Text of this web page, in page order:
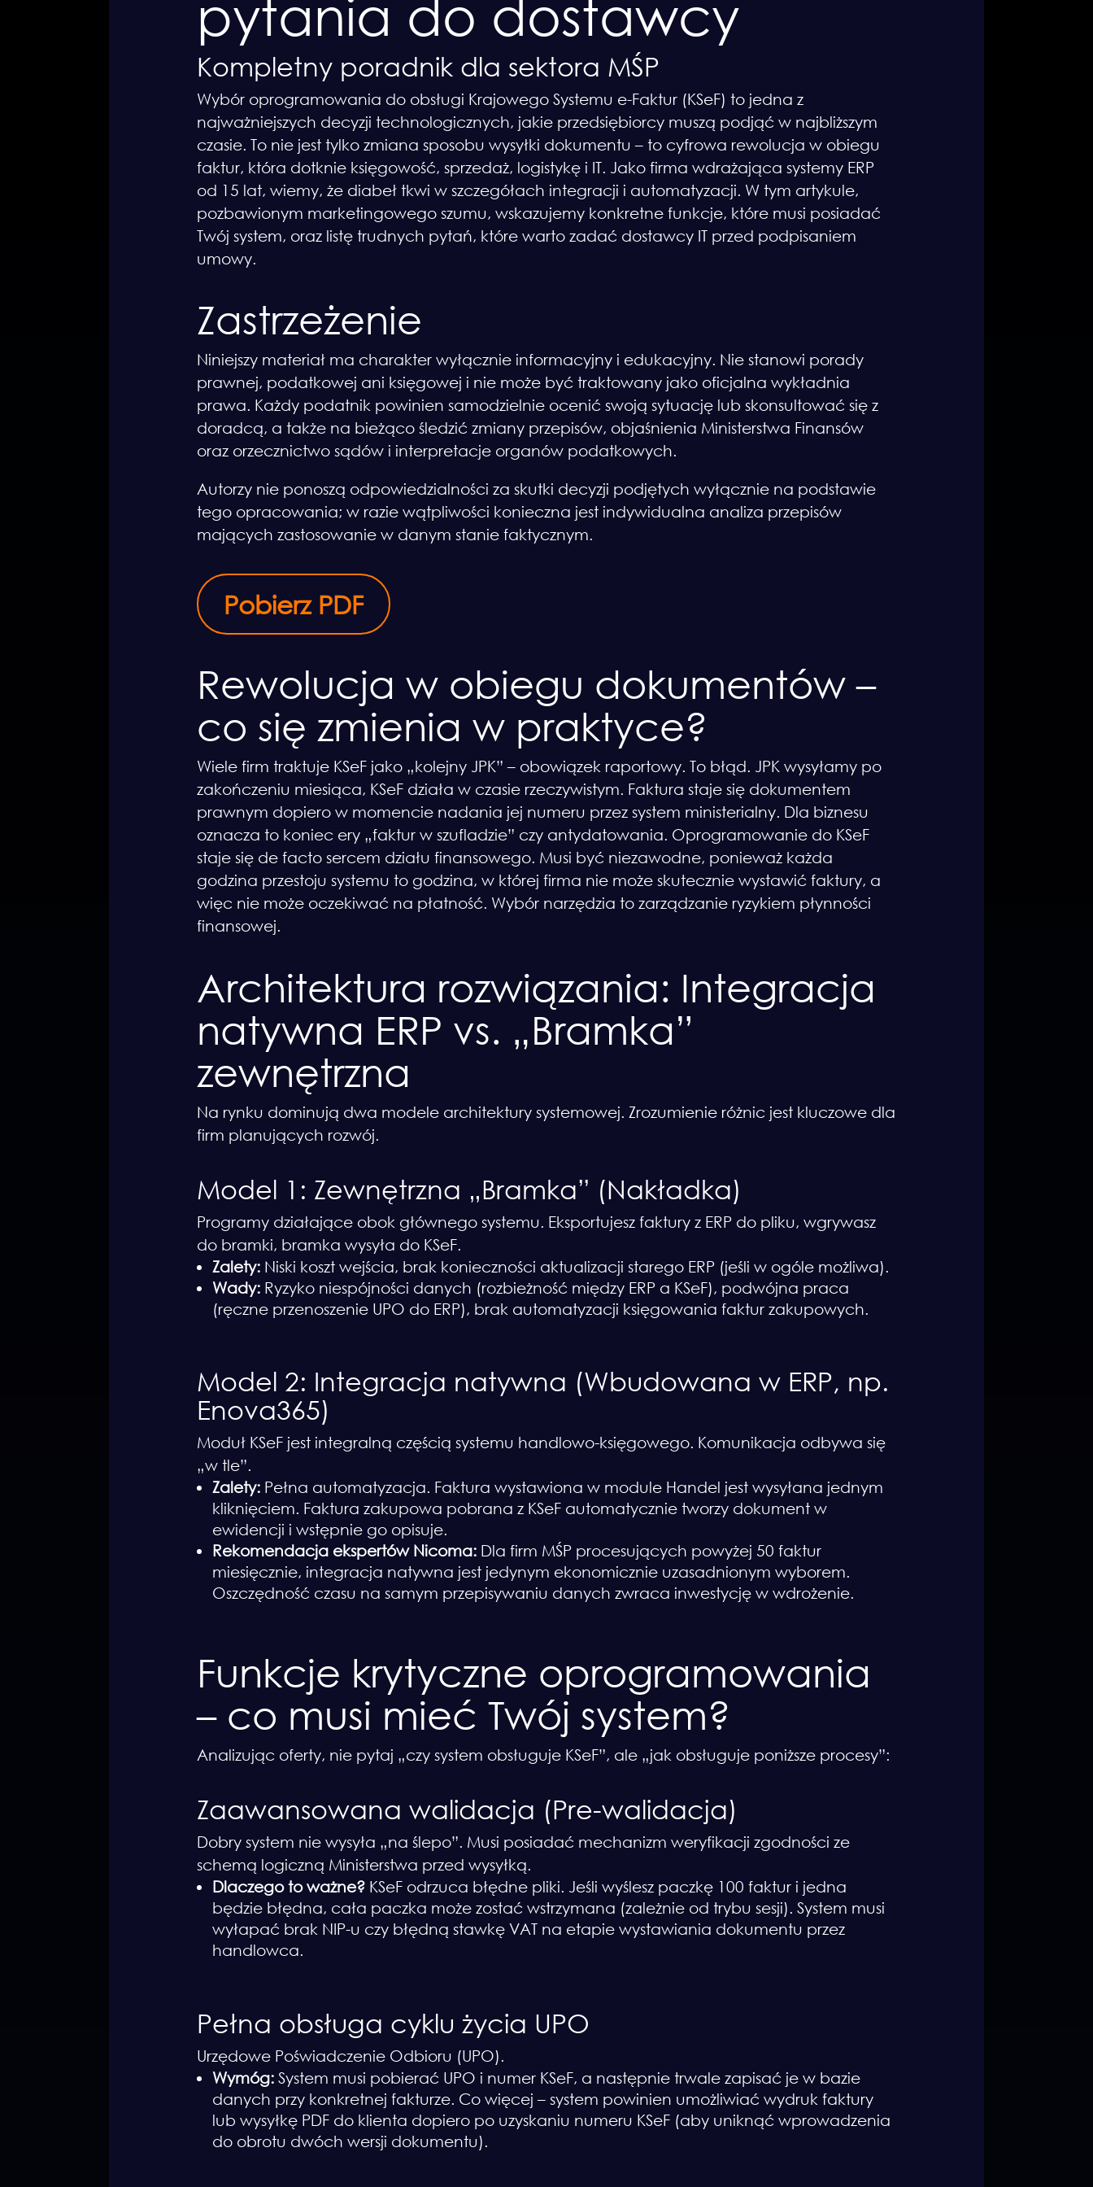
pytania do dostawcy
Kompletny poradnik dla sektora MŚP
Wybór oprogramowania do obsługi Krajowego Systemu e-Faktur (KSeF) to jedna z
najważniejszych decyzji technologicznych, jakie przedsiębiorcy muszą podjąć w najbliższym
czasie. To nie jest tylko zmiana sposobu wysyłki dokumentu – to cyfrowa rewolucja w obiegu
faktur, która dotknie księgowość, sprzedaż, logistykę i IT. Jako firma wdrażająca systemy ERP
od 15 lat, wiemy, że diabeł tkwi w szczegółach integracji i automatyzacji. W tym artykule,
pozbawionym marketingowego szumu, wskazujemy konkretne funkcje, które musi posiadać
Twój system, oraz listę trudnych pytań, które warto zadać dostawcy IT przed podpisaniem
umowy.
Zastrzeżenie
Niniejszy materiał ma charakter wyłącznie informacyjny i edukacyjny. Nie stanowi porady
prawnej, podatkowej ani księgowej i nie może być traktowany jako oficjalna wykładnia
prawa. Każdy podatnik powinien samodzielnie ocenić swoją sytuację lub skonsultować się z
doradcą, a także na bieżąco śledzić zmiany przepisów, objaśnienia Ministerstwa Finansów
oraz orzecznictwo sądów i interpretacje organów podatkowych.
Autorzy nie ponoszą odpowiedzialności za skutki decyzji podjętych wyłącznie na podstawie
tego opracowania; w razie wątpliwości konieczna jest indywidualna analiza przepisów
mających zastosowanie w danym stanie faktycznym.
Pobierz PDF
Rewolucja w obiegu dokumentów –
co się zmienia w praktyce?
Wiele firm traktuje KSeF jako „kolejny JPK” – obowiązek raportowy. To błąd. JPK wysyłamy po
zakończeniu miesiąca, KSeF działa w czasie rzeczywistym. Faktura staje się dokumentem
prawnym dopiero w momencie nadania jej numeru przez system ministerialny. Dla biznesu
oznacza to koniec ery „faktur w szufladzie” czy antydatowania. Oprogramowanie do KSeF
staje się de facto sercem działu finansowego. Musi być niezawodne, ponieważ każda
godzina przestoju systemu to godzina, w której firma nie może skutecznie wystawić faktury, a
więc nie może oczekiwać na płatność. Wybór narzędzia to zarządzanie ryzykiem płynności
finansowej.
Architektura rozwiązania: Integracja
natywna ERP vs. „Bramka”
zewnętrzna
Na rynku dominują dwa modele architektury systemowej. Zrozumienie różnic jest kluczowe dla
firm planujących rozwój.
Model 1: Zewnętrzna „Bramka” (Nakładka)
Programy działające obok głównego systemu. Eksportujesz faktury z ERP do pliku, wgrywasz
do bramki, bramka wysyła do KSeF.
Zalety:Niski koszt wejścia, brak konieczności aktualizacji starego ERP (jeśli w ogóle możliwa).
Wady:Ryzyko niespójności danych (rozbieżność między ERP a KSeF), podwójna praca
(ręczne przenoszenie UPO do ERP), brak automatyzacji księgowania faktur zakupowych.
Model 2: Integracja natywna (Wbudowana w ERP, np.
Enova365)
Moduł KSeF jest integralną częścią systemu handlowo-księgowego. Komunikacja odbywa się
„w tle”.
Zalety:Pełna automatyzacja. Faktura wystawiona w module Handel jest wysyłana jednym
kliknięciem. Faktura zakupowa pobrana z KSeF automatycznie tworzy dokument w
ewidencji i wstępnie go opisuje.
Rekomendacja ekspertów Nicoma:Dla firm MŚP procesujących powyżej 50 faktur
miesięcznie, integracja natywna jest jedynym ekonomicznie uzasadnionym wyborem.
Oszczędność czasu na samym przepisywaniu danych zwraca inwestycję w wdrożenie.
Funkcje krytyczne oprogramowania
– co musi mieć Twój system?
Analizując oferty, nie pytaj „czy system obsługuje KSeF”, ale „jak obsługuje poniższe procesy”:
Zaawansowana walidacja (Pre-walidacja)
Dobry system nie wysyła „na ślepo”. Musi posiadać mechanizm weryfikacji zgodności ze
schemą logiczną Ministerstwa przed wysyłką.
Dlaczego to ważne?KSeF odrzuca błędne pliki. Jeśli wyślesz paczkę 100 faktur i jedna
będzie błędna, cała paczka może zostać wstrzymana (zależnie od trybu sesji). System musi
wyłapać brak NIP-u czy błędną stawkę VAT na etapie wystawiania dokumentu przez
handlowca.
Pełna obsługa cyklu życia UPO
Urzędowe Poświadczenie Odbioru (UPO).
Wymóg:System musi pobierać UPO i numer KSeF, a następnie trwale zapisać je w bazie
danych przy konkretnej fakturze. Co więcej – system powinien umożliwiać wydruk faktury
lub wysyłkę PDF do klienta dopiero po uzyskaniu numeru KSeF (aby uniknąć wprowadzenia
do obrotu dwóch wersji dokumentu).